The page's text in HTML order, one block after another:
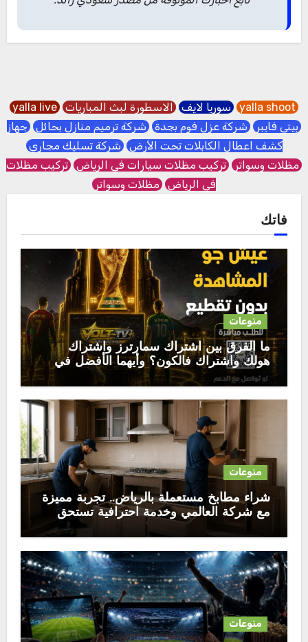
yalla shoot سوريا لايف الاسطورة لبث المباريات yalla live
بيتي فايبر شركة عزل فوم بجدة شركة ترميم منازل بحائل جهاز
كشف اعطال الكابلات تحت الأرض شركة تسليك مجاري
مظلات وسواتر تركيب مظلات سيارات في الرياض تركيب مظلات
في الرياض مظلات وسواتر
فاتك
منوعات
ما الفرق بين اشتراك سمارترز واشتراك
هولك واشتراك فالكون؟ وأيهما الأفضل في
2026
منوعات
شراء مطابخ مستعملة بالرياض.. تجربة مميزة
مع شركة العالمي وخدمة احترافية تستحق
منوعات